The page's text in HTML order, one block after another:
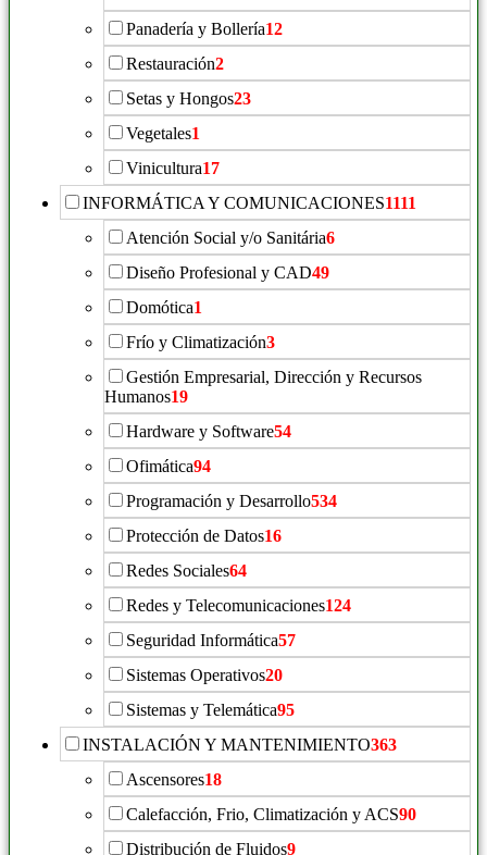
Panadería y Bollería12
Restauración2
Setas y Hongos23
Vegetales1
Vinicultura17
INFORMÁTICA Y COMUNICACIONES1111
Atención Social y/o Sanitária6
Diseño Profesional y CAD49
Domótica1
Frío y Climatización3
Gestión Empresarial, Dirección y Recursos
Humanos19
Hardware y Software54
Ofimática94
Programación y Desarrollo534
Protección de Datos16
Redes Sociales64
Redes y Telecomunicaciones124
Seguridad Informática57
Sistemas Operativos20
Sistemas y Telemática95
INSTALACIÓN Y MANTENIMIENTO363
Ascensores18
Calefacción, Frio, Climatización y ACS90
Distribución de Fluidos9